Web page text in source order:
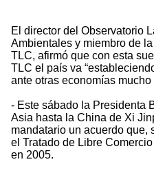
El director del Observatorio
Ambientales y miembro de
TLC, afirmó que con esta
TLC el país va
ante otras economías mucho
- Este sábado la Presidenta
Asia hasta la China de Xi
mandatario un acuerdo que,
el Tratado de Libre
en 2005.